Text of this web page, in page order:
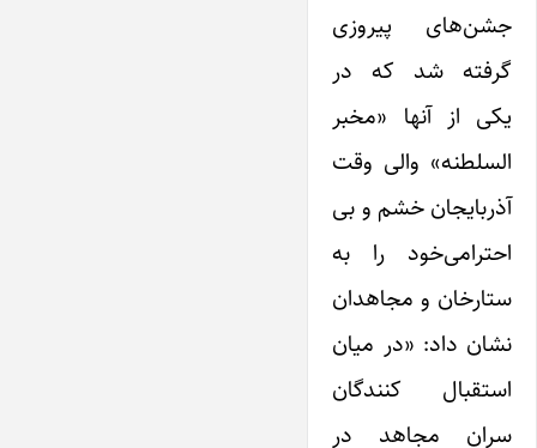
جشن‌های پیروزی
گرفته شد که در
یکی از آنها «مخبر
السلطنه» والی وقت
آذربایجان خشم و بی
احترامی‌خود را به
ستارخان و مجاهدان
نشان داد: «در میان
استقبال کنندگان
سران مجاهد در